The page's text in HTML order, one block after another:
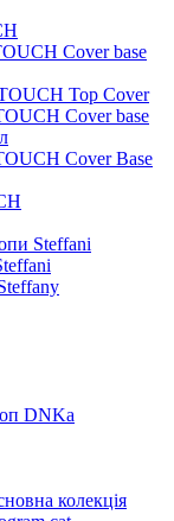
Cover base
Top Cover
Cover base
Cover Base
Steffani
DNKa
колекція